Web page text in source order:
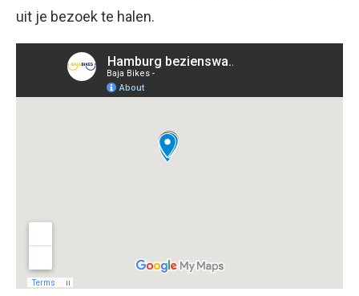
uit je bezoek te halen.